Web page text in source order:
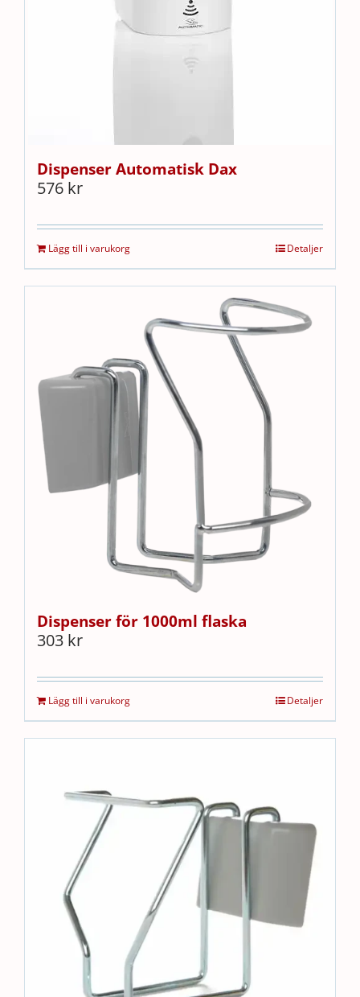
Dispenser Automatisk Dax
576 kr
Lägg till i varukorg Detaljer
Dispenser för 1000ml flaska
303 kr
Lägg till i varukorg Detaljer